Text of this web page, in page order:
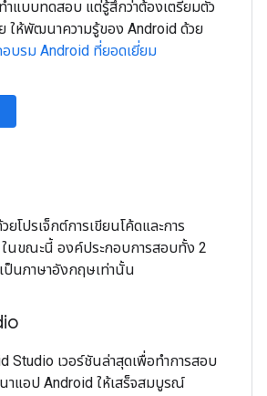
าแบบทดสอบ แต่รู้สึกว่าต้องเตรียมตัว
ให้พัฒนาความรู้ของ Android ด้วย
บรม Android ที่ยอดเยี่ยม
โปรเจ็กต์การเขียนโค้ดและการ
นขณะนี้ องค์ประกอบการสอบทั้ง 2
ป็นภาษาอังกฤษเท่านั้น
Studio เวอร์ชันล่าสุดเพื่อทําการสอบ
แอป Android ให้เสร็จสมบูรณ์